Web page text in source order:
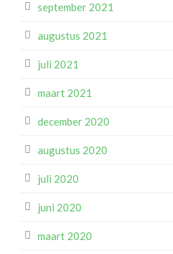
september 2021
augustus 2021
juli 2021
maart 2021
december 2020
augustus 2020
juli 2020
juni 2020
maart 2020